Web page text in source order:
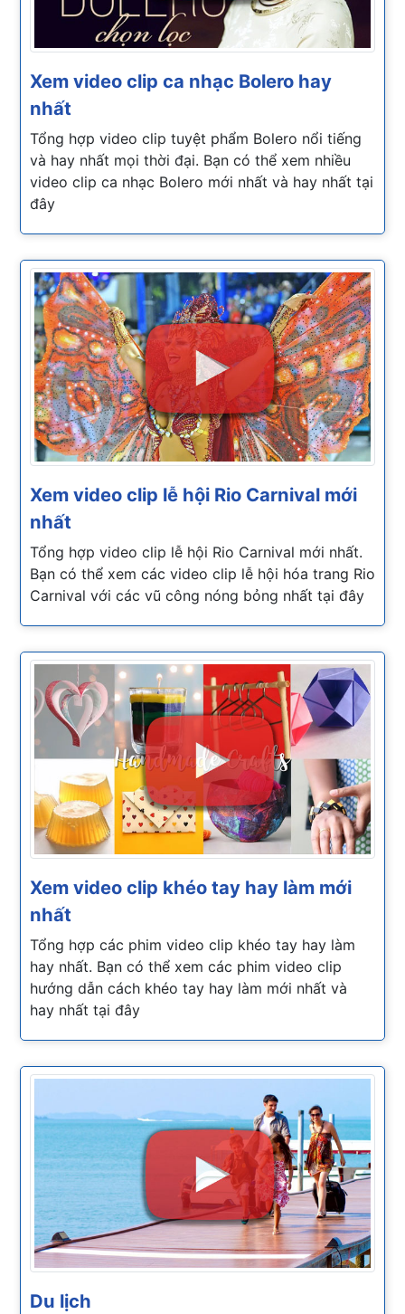
Xem video clip ca nhạc Bolero hay
nhất
Tổng hợp video clip tuyệt phẩm Bolero nổi tiếng
và hay nhất mọi thời đại. Bạn có thể xem nhiều
video clip ca nhạc Bolero mới nhất và hay nhất tại
đây
Xem video clip lễ hội Rio Carnival mới
nhất
Tổng hợp video clip lễ hội Rio Carnival mới nhất.
Bạn có thể xem các video clip lễ hội hóa trang Rio
Carnival với các vũ công nóng bỏng nhất tại đây
Xem video clip khéo tay hay làm mới
nhất
Tổng hợp các phim video clip khéo tay hay làm
hay nhất. Bạn có thể xem các phim video clip
hướng dẫn cách khéo tay hay làm mới nhất và
hay nhất tại đây
Du lịch